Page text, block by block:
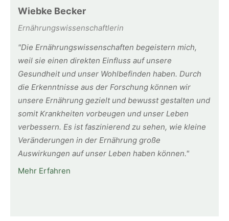
Wiebke Becker
Ernährungswissenschaftlerin
"Die Ernährungswissenschaften begeistern mich,
weil sie einen direkten Einfluss auf unsere
Gesundheit und unser Wohlbefinden haben. Durch
die Erkenntnisse aus der Forschung können wir
unsere Ernährung gezielt und bewusst gestalten und
somit Krankheiten vorbeugen und unser Leben
verbessern. Es ist faszinierend zu sehen, wie kleine
Veränderungen in der Ernährung große
Auswirkungen auf unser Leben haben können."
Mehr Erfahren